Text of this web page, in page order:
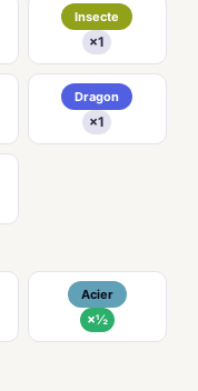
Insecte
×1
Dragon
×1
Acier
×½